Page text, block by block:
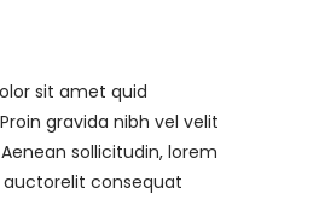
sit amet quid
gravida nibh vel velit
sollicitudin, lorem
consequat